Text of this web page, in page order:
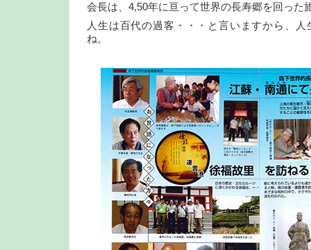
会長は、4,50年に亘って世界の長寿郷を回った
人生は百代の過客・・・と言いますから、
ね。